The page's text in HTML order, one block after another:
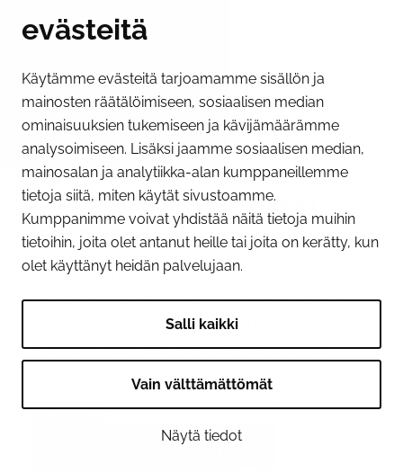
evästeitä
Käytämme evästeitä tarjoamamme sisällön ja
mainosten räätälöimiseen, sosiaalisen median
ominaisuuksien tukemiseen ja kävijämäärämme
analysoimiseen. Lisäksi jaamme sosiaalisen median,
mainosalan ja analytiikka-alan kumppaneillemme
tietoja siitä, miten käytät sivustoamme.
Kumppanimme voivat yhdistää näitä tietoja muihin
tietoihin, joita olet antanut heille tai joita on kerätty, kun
olet käyttänyt heidän palvelujaan.
Salli kaikki
Vain välttämättömät
Näytä tiedot
09.06.2026
Huomioi Tornion sillan
alikulkukohdat liikkuessasi
joella kesällä
Tornionjoen ylittävän sillan
peruskunnostustyöt jatkuvat kesän ajan.
Veneilijöille ja muille joella kulkeville on
merkitty sillan alle kaksi alikulkukohtaa.